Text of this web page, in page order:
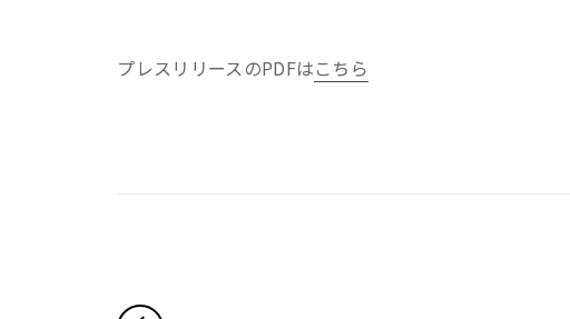
プレスリリースのPDFはこちら